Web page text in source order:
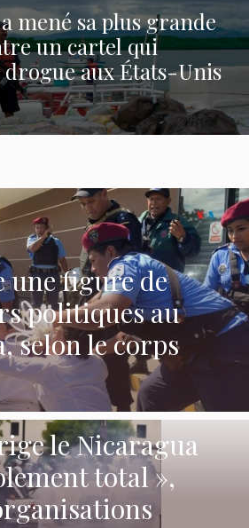
mené sa plus grande
un cartel qui
drogue aux États-Unis
une figure de
politiques au
selon le corps
le Nicaragua
total »,